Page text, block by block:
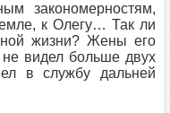
закономерностям,
к Олегу… Так ли
жизни? Жены его
видел больше двух
в службу дальней